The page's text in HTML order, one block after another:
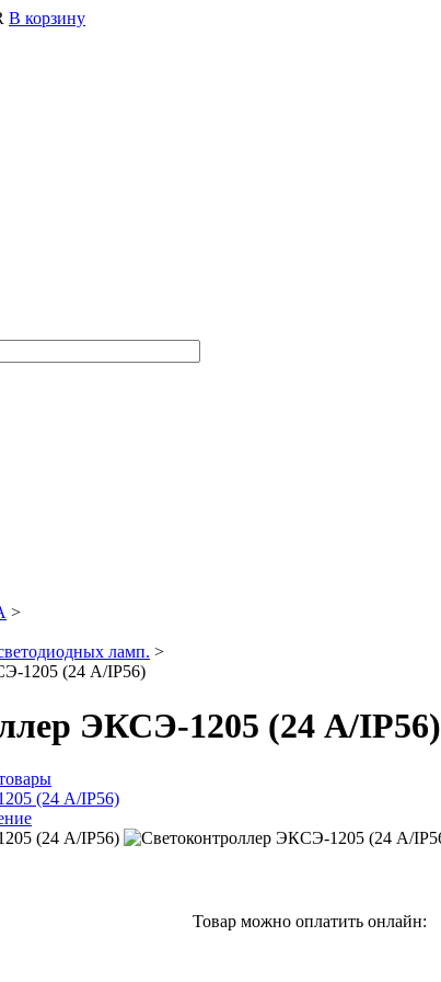
В корзину
>
ламп. >
1205 (24 А/IP56)
ЭКСЭ-1205 (24 А/IP56)
Товар можно оплатить онлайн: